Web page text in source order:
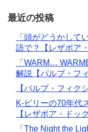
最近の投稿
「頭がどうかして
語で？【レザボア
「WARM…
解説【パルプ・フ
【パルプ・フィク
K-ビリーの70年代
【レザボア・ドッ
「The Night the